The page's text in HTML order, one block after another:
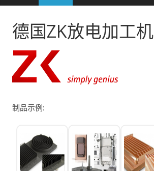
德国ZK放电加工机
制品示例: